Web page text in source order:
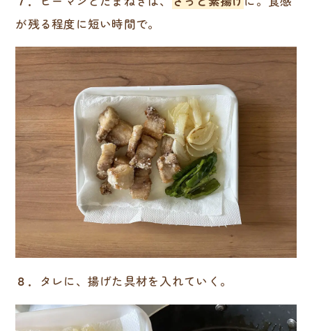
が残る程度に短い時間で。
８． タレに、揚げた具材を入れていく。